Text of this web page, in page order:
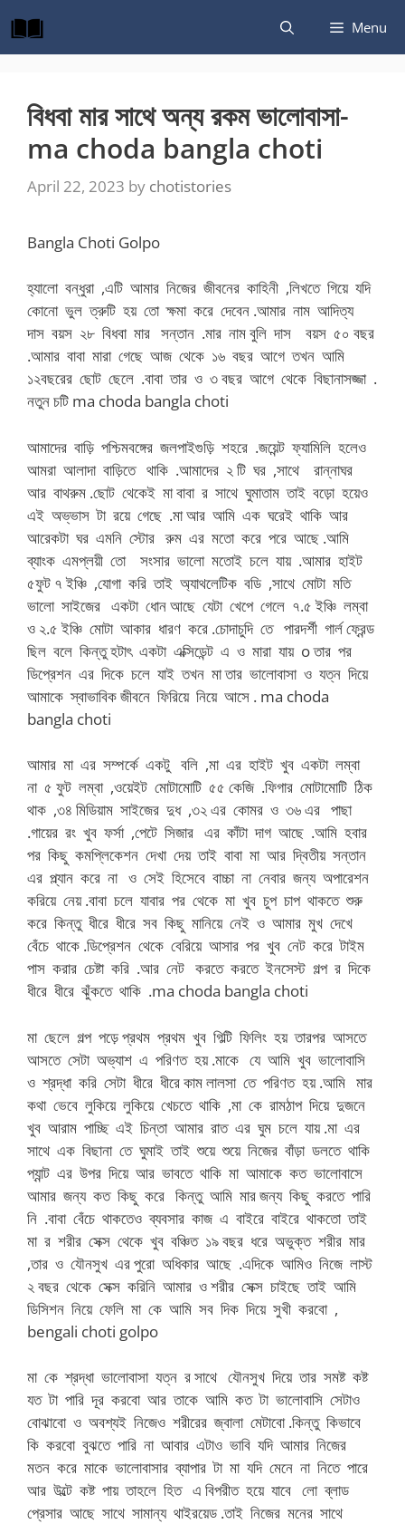
to
content
Menu
বিধবা মার সাথে অন্য রকম ভালোবাসা-
ma choda bangla choti
April 22, 2023 by chotistories
Bangla Choti Golpo
হ্যালো বন্ধুরা ,এটি আমার নিজের জীবনের কাহিনী ,লিখতে গিয়ে যদি
কোনো ভুল ত্রুটি হয় তো ক্ষমা করে দেবেন .আমার নাম আদিত্য
দাস বয়স ২৮ বিধবা মার সন্তান .মার নাম বুলি দাস বয়স ৫০ বছর
.আমার বাবা মারা গেছে আজ থেকে ১৬ বছর আগে তখন আমি
১২বছরের ছোট ছেলে .বাবা তার ও ৩ বছর আগে থেকে বিছানাসজ্জা .
নতুন চটি ma choda bangla choti
আমাদের বাড়ি পশ্চিমবঙ্গের জলপাইগুড়ি শহরে .জয়েন্ট ফ্যামিলি হলেও
আমরা আলাদা বাড়িতে থাকি .আমাদের ২ টি ঘর ,সাথে রান্নাঘর
আর বাথরুম .ছোট থেকেই মা বাবা র সাথে ঘুমাতাম তাই বড়ো হয়েও
এই অভ্ভাস টা রয়ে গেছে .মা আর আমি এক ঘরেই থাকি আর
আরেকটা ঘর এমনি স্টোর রুম এর মতো করে পরে আছে .আমি
ব্যাংক এমপ্লয়ী তো সংসার ভালো মতোই চলে যায় .আমার হাইট
৫ফুট ৭ ইঞ্চি ,যোগা করি তাই অ্যাথলেটিক বডি ,সাথে মোটা মতি
ভালো সাইজের একটা ধোন আছে যেটা খেপে গেলে ৭.৫ ইঞ্চি লম্বা
ও ২.৫ ইঞ্চি মোটা আকার ধারণ করে .চোদাচুদি তে পারদর্শী গার্ল ফ্রেন্ড
ছিল বলে কিন্তু হটাৎ একটা এক্সিডেন্ট এ ও মারা যায় o তার পর
ডিপ্রেশন এর দিকে চলে যাই তখন মা তার ভালোবাসা ও যত্ন দিয়ে
আমাকে স্বাভাবিক জীবনে ফিরিয়ে নিয়ে আসে . ma choda
bangla choti
আমার মা এর সম্পর্কে একটু বলি ,মা এর হাইট খুব একটা লম্বা
না ৫ ফুট লম্বা ,ওয়েইট মোটামোটি ৫৫ কেজি .ফিগার মোটামোটি ঠিক
থাক ,৩৪ মিডিয়াম সাইজের দুধ ,৩২ এর কোমর ও ৩৬ এর পাছা
.গায়ের রং খুব ফর্সা ,পেটে সিজার এর কাঁটা দাগ আছে .আমি হবার
পর কিছু কমপ্লিকেশন দেখা দেয় তাই বাবা মা আর দ্বিতীয় সন্তান
এর প্ল্যান করে না ও সেই হিসেবে বাচ্চা না নেবার জন্য অপারেশন
করিয়ে নেয় .বাবা চলে যাবার পর থেকে মা খুব চুপ চাপ থাকতে শুরু
করে কিন্তু ধীরে ধীরে সব কিছু মানিয়ে নেই ও আমার মুখ দেখে
বেঁচে থাকে .ডিপ্রেশন থেকে বেরিয়ে আসার পর খুব নেট করে টাইম
পাস করার চেষ্টা করি .আর নেট করতে করতে ইনসেস্ট গল্প র দিকে
ধীরে ধীরে ঝুঁকতে থাকি .ma choda bangla choti
মা ছেলে গল্প পড়ে প্রথম প্রথম খুব গিল্টি ফিলিং হয় তারপর আসতে
আসতে সেটা অভ্যাশ এ পরিণত হয় .মাকে যে আমি খুব ভালোবাসি
ও শ্রদ্ধা করি সেটা ধীরে ধীরে কাম লালসা তে পরিণত হয় .আমি মার
কথা ভেবে লুকিয়ে লুকিয়ে খেচতে থাকি ,মা কে রামঠাপ দিয়ে দুজনে
খুব আরাম পাচ্ছি এই চিন্তা আমার রাত এর ঘুম চলে যায় .মা এর
সাথে এক বিছানা তে ঘুমাই তাই শুয়ে শুয়ে নিজের বাঁড়া ডলতে থাকি
প্যান্ট এর উপর দিয়ে আর ভাবতে থাকি মা আমাকে কত ভালোবাসে
আমার জন্য কত কিছু করে কিন্তু আমি মার জন্য কিছু করতে পারি
নি .বাবা বেঁচে থাকতেও ব্যবসার কাজ এ বাইরে বাইরে থাকতো তাই
মা র শরীর সেক্স থেকে খুব বঞ্চিত ১৯ বছর ধরে অভুক্ত শরীর মার
,তার ও যৌনসুখ এর পুরো অধিকার আছে .এদিকে আমিও নিজে লাস্ট
২ বছর থেকে সেক্স করিনি আমার ও শরীর সেক্স চাইছে তাই আমি
ডিসিশন নিয়ে ফেলি মা কে আমি সব দিক দিয়ে সুখী করবো ,
bengali choti golpo
মা কে শ্রদ্ধা ভালোবাসা যত্ন র সাথে যৌনসুখ দিয়ে তার সমষ্ট কষ্ট
যত টা পারি দূর করবো আর তাকে আমি কত টা ভালোবাসি সেটাও
বোঝাবো ও অবশ্যই নিজেও শরীরের জ্বালা মেটাবো .কিন্তু কিভাবে
কি করবো বুঝতে পারি না আবার এটাও ভাবি যদি আমার নিজের
মতন করে মাকে ভালোবাসার ব্যাপার টা মা যদি মেনে না নিতে পারে
আর উল্টে কষ্ট পায় তাহলে হিত এ বিপরীত হয়ে যাবে লো ব্লাড
প্রেসার আছে সাথে সামান্য থাইরয়েড .তাই নিজের মনের সাথে